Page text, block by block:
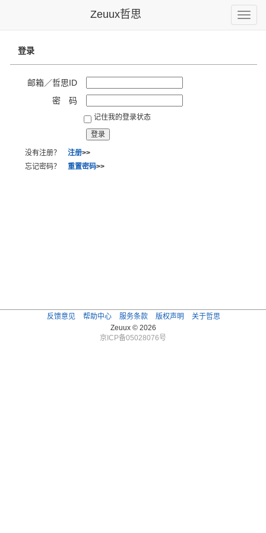
Toggle
Zeuux哲思
登录
邮箱／哲思ID
密 码
记住我的登录状态
没有注册？ 注册>>
忘记密码？ 重置密码>>
反馈意见 帮助中心 服务条款 版权声明
关于哲思
Zeuux © 2026
京ICP备05028076号